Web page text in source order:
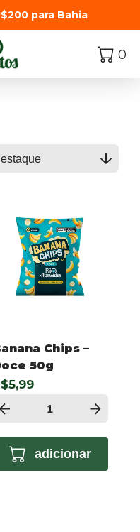
para Bahia
0
Chips –
50g
adicionar